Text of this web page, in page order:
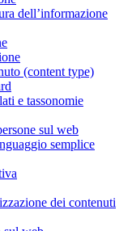
dell’informazione
(content type)
e tassonomie
sul web
semplice
dei contenuti